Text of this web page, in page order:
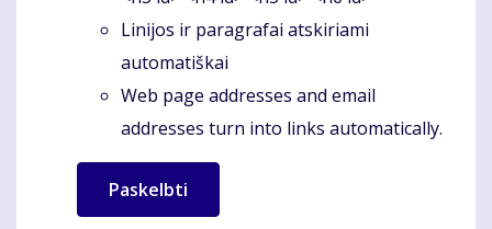
Linijos ir paragrafai atskiriami
automatiškai
Web page addresses and email
addresses turn into links automatically.